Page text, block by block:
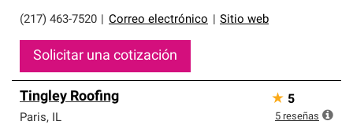
(217) 463-7520 Correo electrónico Sitio web
Solicitar una cotización
Tingley Roofing
Paris, IL
★ 5
5 reseñas